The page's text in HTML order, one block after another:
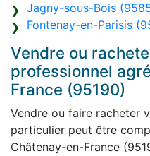
Jagny-sous-Bois
Fontenay-en-Parisis
Vendre ou
professionnel
France (95190)
Vendre ou faire racheter
particulier peut être
Châtenay-en-France